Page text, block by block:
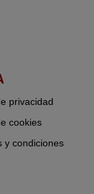
privacidad
cookies
y condiciones